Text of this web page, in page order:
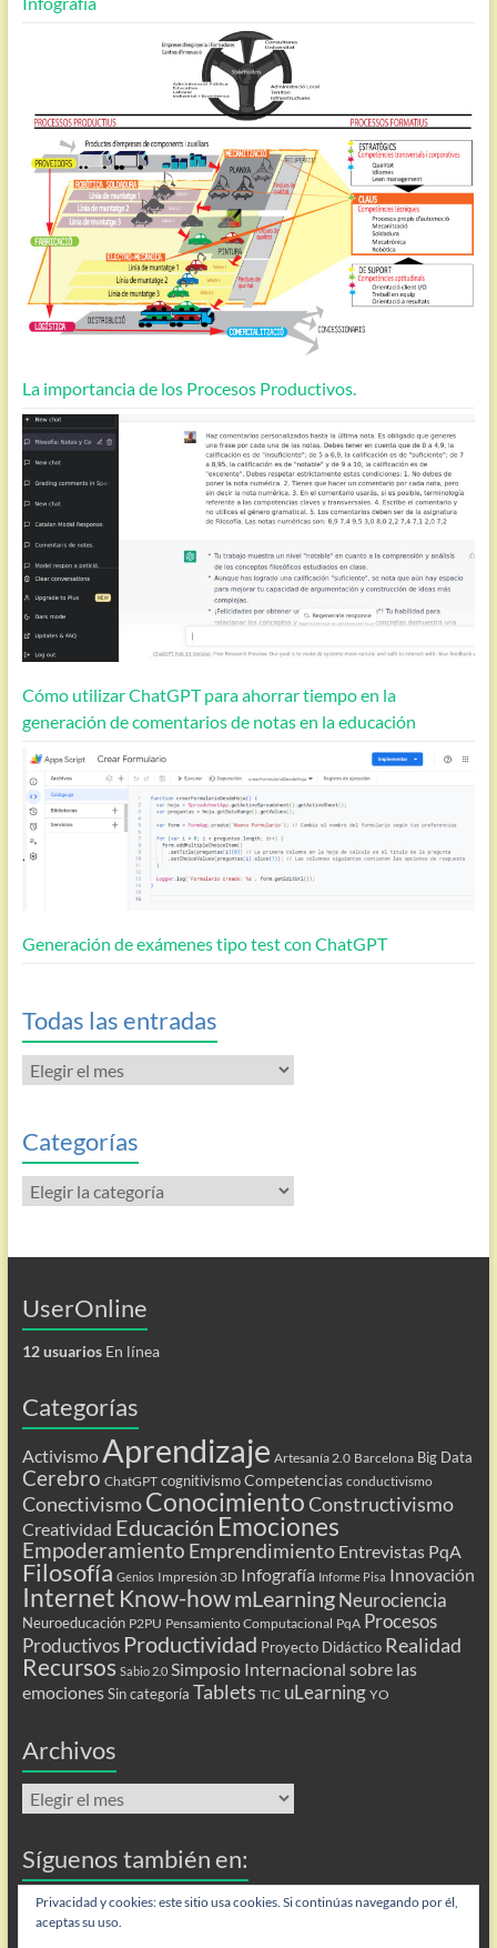
La importancia de los Procesos Productivos.
Cómo utilizar ChatGPT para ahorrar tiempo en la
generación de comentarios de notas en la educación
Generación de exámenes tipo test con ChatGPT
Todas las entradas
Todas
las
Categorías
Categorías
UserOnline
12 usuariosEn línea
Categorías
Activismo Aprendizaje Artesanía 2.0 Barcelona Big Data
Cerebro ChatGPT cognitivismo Competencias conductivismo
ConectivismoConocimientoConstructivismo
Creatividad Educación Emociones
Empoderamiento Emprendimiento Entrevistas PqA
Filosofía Genios Impresión 3D Infografía Informe Pisa Innovación
Internet Know-howmLearning Neurociencia
Neuroeducación P2PU Pensamiento Computacional PqA Procesos
Productivos Productividad Proyecto Didáctico Realidad
Recursos Sabio 2.0 Simposio Internacional sobre las
emociones Sin categoría Tablets TIC uLearning YO
Archivos
Archivos
Síguenos también en:
Flip
Privacidad y cookies: este sitio usa cookies. Si continúas navegando por él,
aceptas su uso.